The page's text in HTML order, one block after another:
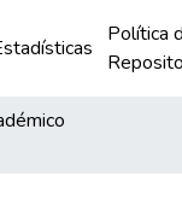
Política